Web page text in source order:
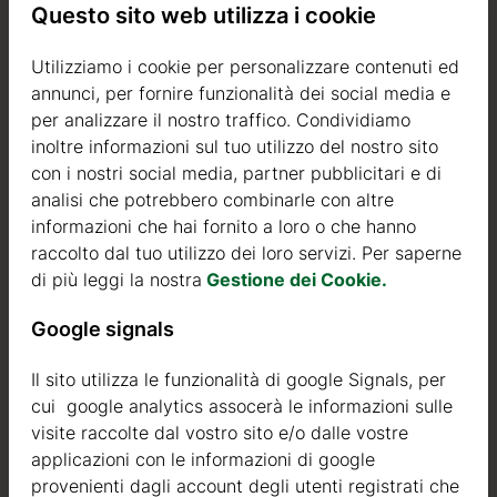
Questo sito web utilizza i cookie
Utilizziamo i cookie per personalizzare contenuti ed
annunci, per fornire funzionalità dei social media e
per analizzare il nostro traffico. Condividiamo
inoltre informazioni sul tuo utilizzo del nostro sito
con i nostri social media, partner pubblicitari e di
analisi che potrebbero combinarle con altre
informazioni che hai fornito a loro o che hanno
raccolto dal tuo utilizzo dei loro servizi. Per saperne
di più leggi la nostra Gestione dei Cookie.
Google signals
Il sito utilizza le funzionalità di google Signals, per
cui google analytics assocerà le informazioni sulle
visite raccolte dal vostro sito e/o dalle vostre
applicazioni con le informazioni di google
provenienti dagli account degli utenti registrati che